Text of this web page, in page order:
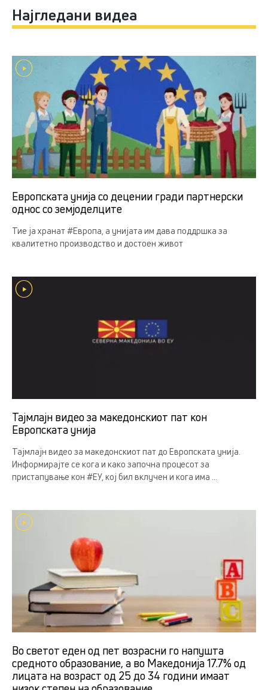
Најгледани видеа
Европската унија со децении гради партнерски
однос со земјоделцитe
Тие ја хранат #Европа, а унијата им дава поддршка за
квалитетно производство и достоен живот
Тајмлајн видео за македонскиот пат кон
Европската унија
Тајмлајн видео за македонскиот пат до Европската унија.
Информирајте се кога и како започна процесот за
пристапување кон #ЕУ, кој бил вклучен и кога има ...
Во светот еден од пет возрасни го напушта
средното образование, а во Македонија 17.7% од
лицата на возраст од 25 до 34 години имаат